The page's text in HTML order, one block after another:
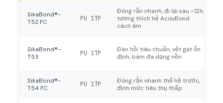
SikaBond®-
T52 FC
PU 1TP
Đóng rắn nhanh, đi lại sau ~12h,
tương thích hệ AcouBond
cách âm
SikaBond®-
T53
PU 1TP
Đàn hồi tiêu chuẩn, vệt gạt ổn
định, bám đa dạng nền
SikaBond®-
T54 FC
PU 1TP
Đóng rắn nhanh thế hệ trước,
định mức tiêu thụ thấp